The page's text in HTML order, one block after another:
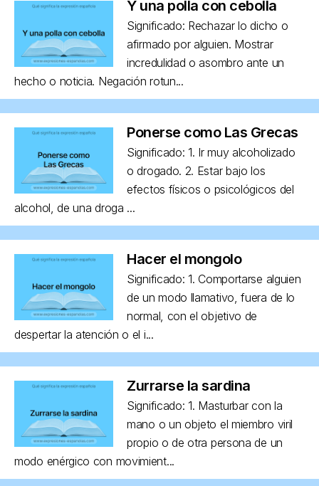
Y una polla con cebolla
Significado: Rechazar lo dicho o
afirmado por alguien. Mostrar
incredulidad o asombro ante un
hecho o noticia. Negación rotun...
Ponerse como Las Grecas
Significado: 1. Ir muy alcoholizado
o drogado. 2. Estar bajo los
efectos físicos o psicológicos del
alcohol, de una droga ...
Hacer el mongolo
Significado: 1. Comportarse alguien
de un modo llamativo, fuera de lo
normal, con el objetivo de
despertar la atención o el i...
Zurrarse la sardina
Significado: 1. Masturbar con la
mano o un objeto el miembro viril
propio o de otra persona de un
modo enérgico con movimient...